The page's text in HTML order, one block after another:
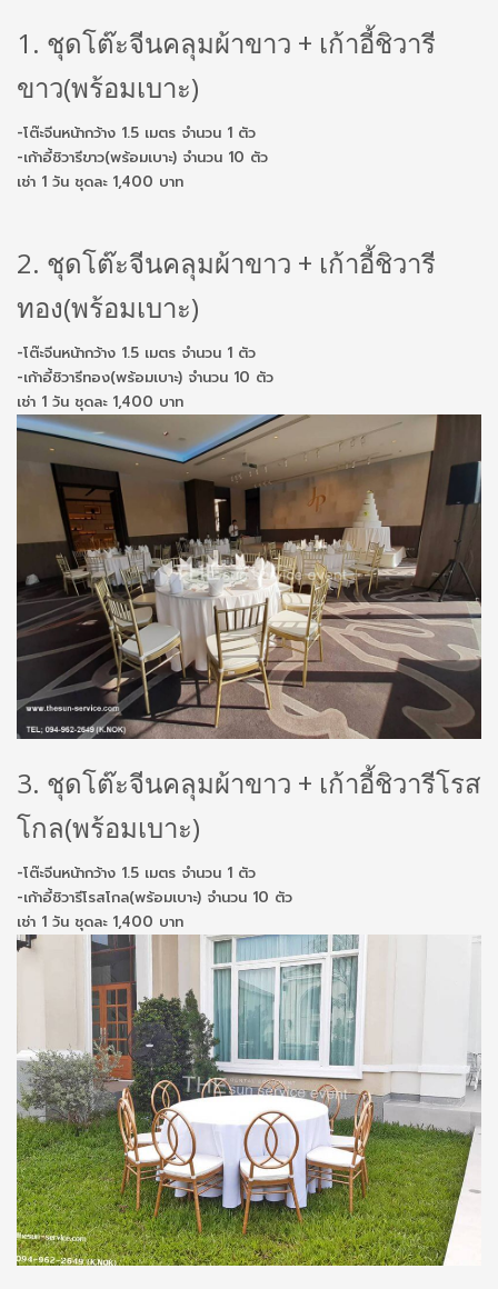
1. ชุดโต๊ะจีนคลุมผ้าขาว + เก้าอี้ชิวารี
ขาว(พร้อมเบาะ)
-โต๊ะจีนหน้ากว้าง 1.5 เมตร จำนวน 1 ตัว
-เก้าอี้ชิวารีขาว(พร้อมเบาะ) จำนวน 10 ตัว
เช่า 1 วัน ชุดละ 1,400 บาท
2. ชุดโต๊ะจีนคลุมผ้าขาว + เก้าอี้ชิวารี
ทอง(พร้อมเบาะ)
-โต๊ะจีนหน้ากว้าง 1.5 เมตร จำนวน 1 ตัว
-เก้าอี้ชิวารีทอง(พร้อมเบาะ) จำนวน 10 ตัว
เช่า 1 วัน ชุดละ 1,400 บาท
3. ชุดโต๊ะจีนคลุมผ้าขาว + เก้าอี้ชิวารีโรส
โกล(พร้อมเบาะ)
-โต๊ะจีนหน้ากว้าง 1.5 เมตร จำนวน 1 ตัว
-เก้าอี้ชิวารีโรสโกล(พร้อมเบาะ) จำนวน 10 ตัว
เช่า 1 วัน ชุดละ 1,400 บาท